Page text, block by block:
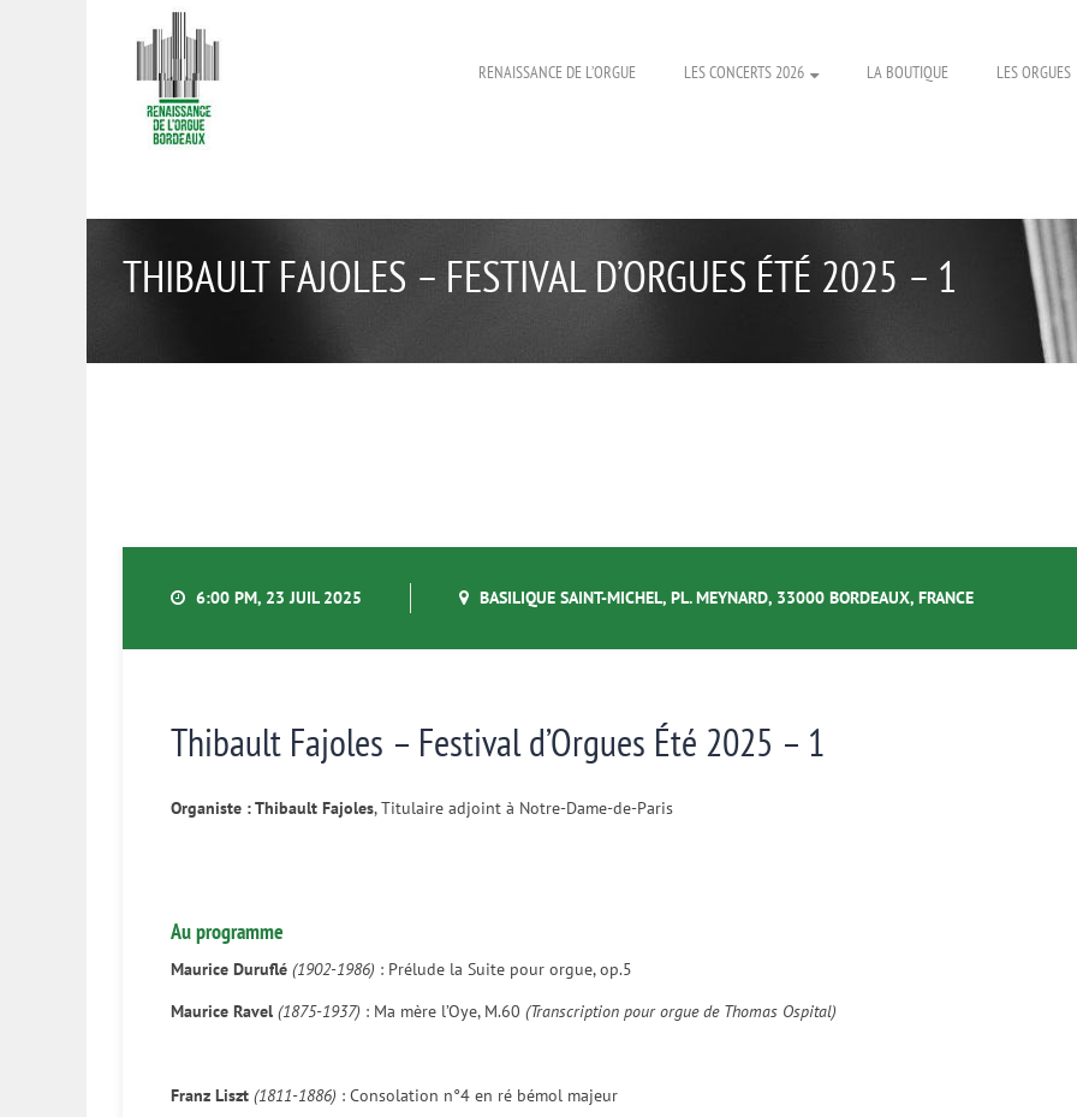
RENAISSANCE DE L’ORGUE LES CONCERTS 2026 LA BOUTIQUE LES ORGUES
THIBAULT FAJOLES – FESTIVAL D’ORGUES ÉTÉ 2025 – 1
6:00 PM, 23 JUIL 2025 BASILIQUE SAINT-MICHEL, PL. MEYNARD, 33000 BORDEAUX, FRANCE
Thibault Fajoles – Festival d’Orgues Été 2025 – 1
Organiste : Thibault Fajoles, Titulaire adjoint à Notre-Dame-de-Paris
Au programme
Maurice Duruflé (1902-1986) : Prélude la Suite pour orgue, op.5
Maurice Ravel (1875-1937) : Ma mère l’Oye, M.60 (Transcription pour orgue de Thomas Ospital)
Franz Liszt (1811-1886) : Consolation n°4 en ré bémol majeur